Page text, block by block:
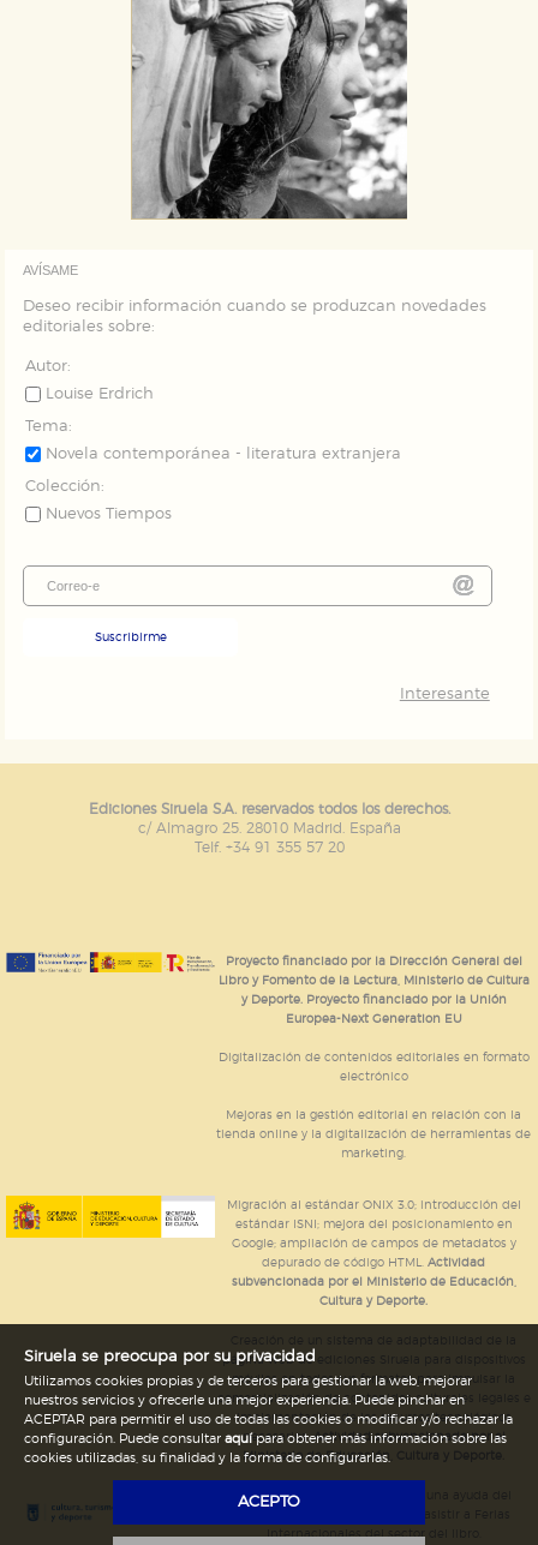
AVÍSAME
Deseo recibir información cuando se produzcan novedades
editoriales sobre:
Autor:
Louise Erdrich
Tema:
Novela contemporánea - literatura extranjera
Colección:
Nuevos Tiempos
Suscribirme
Interesante
Ediciones Siruela S.A. reservados todos los derechos.
c/ Almagro 25. 28010 Madrid. España
Telf. +34 91 355 57 20
Proyecto financiado por la Dirección General del
Libro y Fomento de la Lectura, Ministerio de Cultura
y Deporte. Proyecto financiado por la Unión
Europea-Next Generation EU
Digitalización de contenidos editoriales en formato
electrónico
Mejoras en la gestión editorial en relación con la
tienda online y la digitalización de herramientas de
marketing.
Migración al estándar ONIX 3.0; introducción del
estándar ISNI; mejora del posicionamiento en
Google; ampliación de campos de metadatos y
depurado de código HTML.Actividad
subvencionada por el Ministerio de Educación,
Cultura y Deporte.
página web de ediciones Siruela para dispositivos
móviles en todos sus formatos para impulsar la
comercialización de contenidos culturales legales e
implementación de los recursos tecnológicos
necesarios.Actividad subvencionada por el
Ministerio de Educación, Cultura y Deporte.
Ediciones Siruela ha percibido una ayuda del
Siruela se preocupa por su privacidad
Utilizamos cookies propias y de terceros para gestionar la web, mejorar
nuestros servicios y ofrecerle una mejor experiencia. Puede pinchar en
ACEPTAR para permitir el uso de todas las cookies o modificar y/o rechazar la
configuración. Puede consultar aquípara obtener más información sobre las
cookies utilizadas, su finalidad y la forma de configurarlas.
ACEPTO